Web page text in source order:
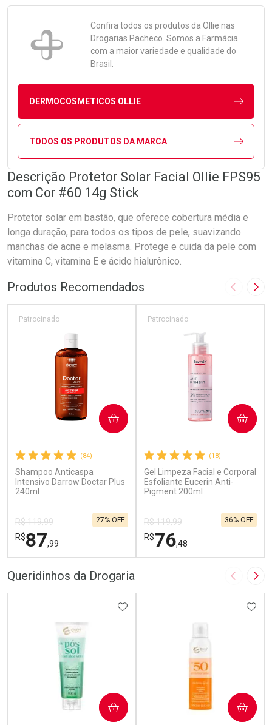
Confira todos os produtos da Ollie nas
Drogarias Pacheco. Somos a Farmácia
com a maior variedade e qualidade do
Brasil.
DERMOCOSMETICOS OLLIE
TODOS OS PRODUTOS DA MARCA
Descrição Protetor Solar Facial Ollie FPS95
com Cor #60 14g Stick
Protetor solar em bastão, que oferece cobertura média e
longa duração, para todos os tipos de pele, suavizando
manchas de acne e melasma. Protege e cuida da pele com
vitamina C, vitamina E e ácido hialurônico.
Produtos Recomendados Imagem
(84)
Shampoo Anticaspa
Intensivo Darrow Doctar Plus
240ml
Patrocinado
R$ 119,99
R$87,99
27% OFF
COMPRAR
(18)
Gel Limpeza Facial e Corporal
Esfoliante Eucerin Anti-
Pigment 200ml
Patrocinado
R$ 119,99
R$76,48
36% OFF
COMPRAR
Queridinhos da Drogaria Imagem
ADICIONAR AOS FAVORITOS
COMPRAR COMPRAR